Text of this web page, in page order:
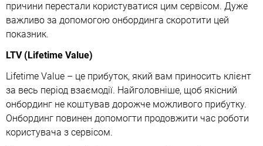
причини перестали користуватися цим сервісом. Дуже
важливо за допомогою онбординга скоротити цей
показник.
LTV (Lifetime Value)
Lifetime Value – це прибуток, який вам приносить клієнт
за весь період взаємодії. Найголовніше, щоб якісний
онбординг не коштував дорожче можливого прибутку.
Онбординг повинен допомогти продовжити час роботи
користувача з сервісом.